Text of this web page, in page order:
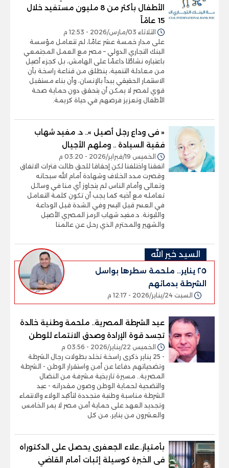
الأطفال بأكثر من 8 مليون مستفيد خلال
15 عامًاً
الثلاثاء 03/مارس/2026 - 12:53 م
على مدار خمسة عشر عامًا، لم تتعامل مؤسسة
البنك التجاري الدولي – مصر مع العمل المجتمعي
باعتباره نشاطًا داعمًا على الهامش، بل كجزء أصيل
من معادلة التنمية، ينطلق من قناعة راسخة بأن
الاستثمار الحقيقي يبدأ بالإنسان، وأن بناء مستقبل
قوي لمصر لا يمكن أن يتحقق دون حماية صحة
الأطفال وتعزيز فرصهم في حياة كريمة.
« فى وداع رجل أصيل ».. د. مفيد شهاب
فقية السيادة .. وملهم الأجيال
الخميس 19/فبراير/2026 - 03:20 م
اتفقنا واختلفنا لكن إحقاقا للحق طالت فترات الاتفاق
وقصرت مدد الخلاف وشهادة أمام الله سبحانه
وتعالى وأمام الناس لم يتجاوز أي منا في وسائل
تعامله مع أخيه كما يجب أن تكون كلمة التعامل
في العسر قبل اليسر وفي الشدة قبل الوداعة
والليونة. د.مفيد شهاب الرمز المصري الأصيل
والشهير والمحترم الذي رحل عن عالمنا
السيد خير الله
٢٥ يناير.. ملحمة سطرها بواسل
الشرطة بدمائهم
السبت 24/يناير/2026 - 12:17 م
عيد الشرطة المصرية.. ملحمة وطنية خالدة
تجسد قوة الإرادة وصدق الانتماء للوطن
الخميس 22/يناير/2026 - 03:56 م
- 25 يناير ذكرى راسخة تخلد بطولات رجال الشرطة
وتضحياتهم دفاعا عن أمن واستقرار الوطن - الشرطة
المصرية.. مسيرة تاريخية مشرفة من النضال
والتضحية لحماية الوطن وصون مقدراته - عيد
الشرطة مناسبة وطنية متجددة لتأكيد الولاء والانتماء
وتجديد العهد على حماية أمن مصر لا يمر الخامس
والعشرون من يناير، من كل
بأمتياز..علاء الجعفرى يحصل على الدكتوراه
فى الخبرة كوسيلة إثبات أمام القاضي